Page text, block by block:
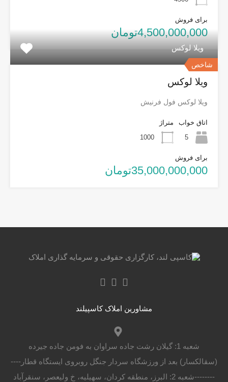
برای فروش
4,500,000,000تومان
شاخص
ویلا لوکس
ویلا لوکس
ویلا لوکس فول فرنیش
اتاق خواب
5
متراژ
1000
برای فروش
35,000,000,000تومان
مشاورین املاک کاسپیلند
شعبه 1: گیلان رشت جاده سراوان به فومن جاده جیرده
(سقالکسار) بعد از ورزشگاه سردار جنگل روبروی ایستگاه قطار----
--------شعبه 2: البرز، منطقه کردان، سهیلیه، خ ولیعصر، سنقرآباد